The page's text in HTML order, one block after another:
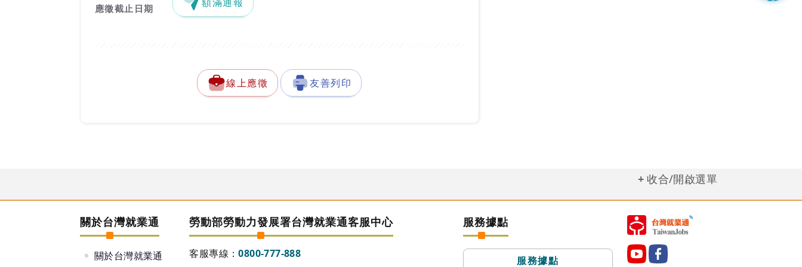
應徵截止日期
線上應徵 友善列印
收合/開啟選單
關於台灣就業通
關於台灣就業通
勞動部勞動力發展署台灣就業通客服中心
客服專線：0800-777-888
服務據點
服務據點